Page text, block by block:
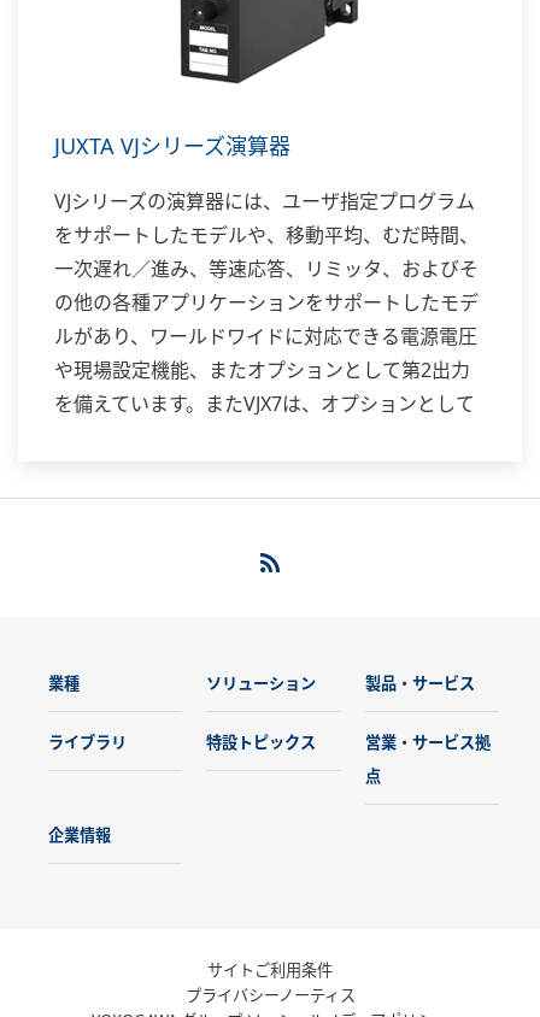
JUXTA VJシリーズ演算器
VJシリーズの演算器には、ユーザ指定プログラム
をサポートしたモデルや、移動平均、むだ時間、
一次遅れ／進み、等速応答、リミッタ、およびそ
の他の各種アプリケーションをサポートしたモデ
ルがあり、ワールドワイドに対応できる電源電圧
や現場設定機能、またオプションとして第2出力
を備えています。またVJX7は、オプションとして
業種 ソリューション 製品・サービス
ライブラリ 特設トピックス
営業・サービス拠
点
企業情報
サイトご利用条件
プライバシーノーティス